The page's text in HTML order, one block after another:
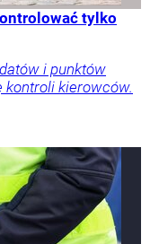
tylko
i punktów
kontroli kierowców.